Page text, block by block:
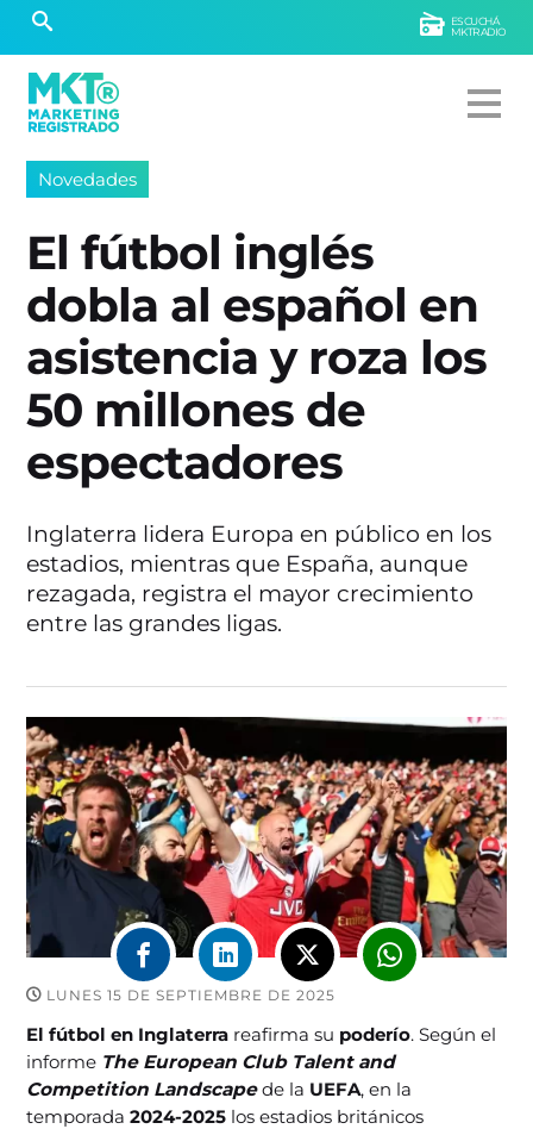
ESCUCHÁ
MKTRADIO
Novedades
El fútbol inglés
dobla al español en
asistencia y roza los
50 millones de
espectadores
Inglaterra lidera Europa en público en los
estadios, mientras que España, aunque
rezagada, registra el mayor crecimiento
entre las grandes ligas.
LUNES 15 DE SEPTIEMBRE DE 2025
El fútbol en Inglaterra reafirma su poderío. Según el
informe The European Club Talent and
Competition Landscape de la UEFA, en la
temporada2024-2025 los estadios británicos